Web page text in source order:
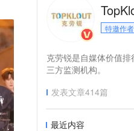
特邀作者
克劳锐是自媒体价值
三方监测机构。
发表文章414篇
最近内容